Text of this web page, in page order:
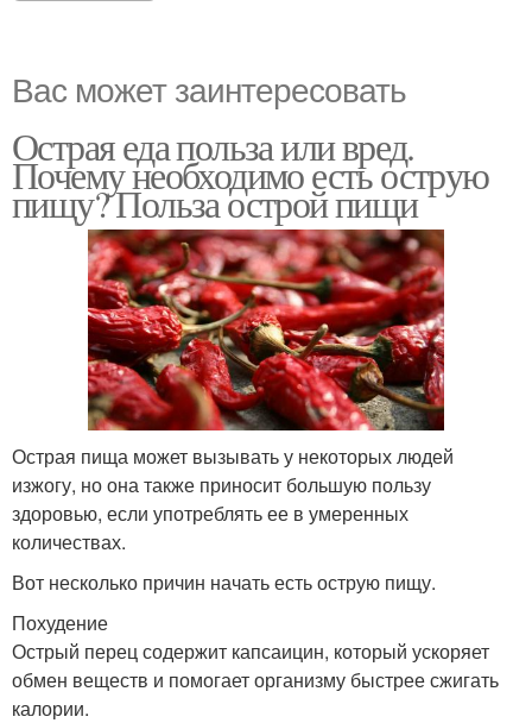
Вас может заинтересовать
Острая еда польза или вред.
Почему необходимо есть острую
пищу? Польза острой пищи
Острая пища может вызывать у некоторых людей
изжогу, но она также приносит большую пользу
здоровью, если употреблять ее в умеренных
количествах.
Вот несколько причин начать есть острую пищу.
Похудение
Острый перец содержит капсаицин, который ускоряет
обмен веществ и помогает организму быстрее сжигать
калории.